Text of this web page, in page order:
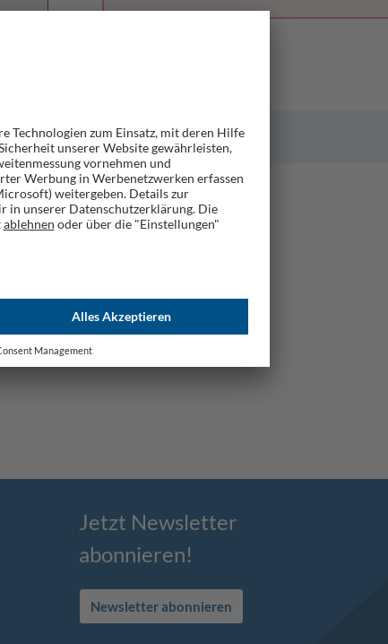
Jetzt Newsletter
abonnieren!
Newsletter abonnieren